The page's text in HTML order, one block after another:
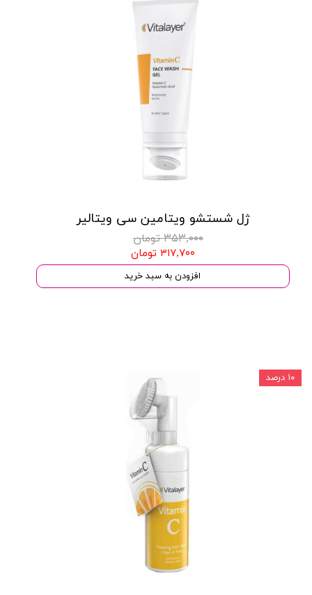
ژل شستشو ویتامین سی ویتالیر
۳۵۳,۰۰۰ تومان
۳۱۷,۷۰۰ تومان
افزودن به سبد خرید
۱۰ درصد